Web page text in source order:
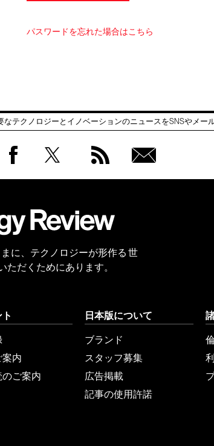
パスワードを忘れた場合はこちら
なテクノロジーとイノベーションのニュースをSNSやメー
会員
まに、テクノロジーが形作る 世
だくためにあります。
案内
ご案内
日本版について
ブランド
スタッフ募集
広告掲載
記事の使用許諾